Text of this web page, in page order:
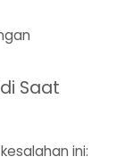
Saat
ini: